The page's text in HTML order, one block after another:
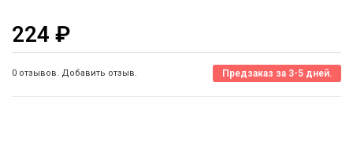
224 ₽
0 отзывов. Добавить отзыв. Предзаказ за 3-5 дней.